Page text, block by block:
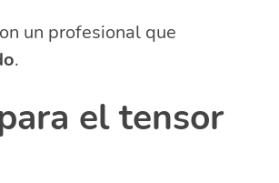
un profesional que
.
el tensor